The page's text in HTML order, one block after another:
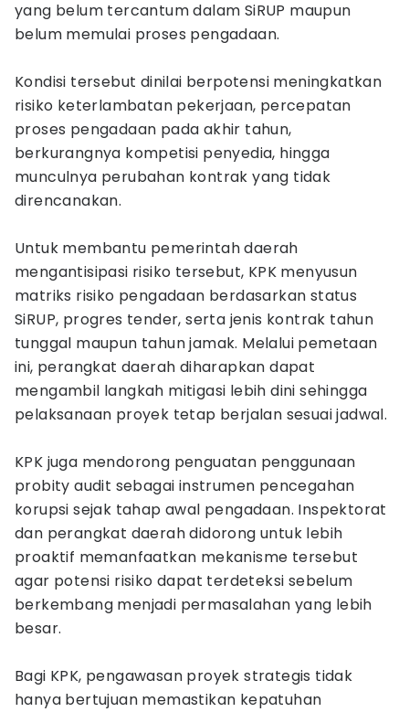
yang belum tercantum dalam SiRUP maupun
belum memulai proses pengadaan.
Kondisi tersebut dinilai berpotensi meningkatkan
risiko keterlambatan pekerjaan, percepatan
proses pengadaan pada akhir tahun,
berkurangnya kompetisi penyedia, hingga
munculnya perubahan kontrak yang tidak
direncanakan.
Untuk membantu pemerintah daerah
mengantisipasi risiko tersebut, KPK menyusun
matriks risiko pengadaan berdasarkan status
SiRUP, progres tender, serta jenis kontrak tahun
tunggal maupun tahun jamak. Melalui pemetaan
ini, perangkat daerah diharapkan dapat
mengambil langkah mitigasi lebih dini sehingga
pelaksanaan proyek tetap berjalan sesuai jadwal.
KPK juga mendorong penguatan penggunaan
probity audit sebagai instrumen pencegahan
korupsi sejak tahap awal pengadaan. Inspektorat
dan perangkat daerah didorong untuk lebih
proaktif memanfaatkan mekanisme tersebut
agar potensi risiko dapat terdeteksi sebelum
berkembang menjadi permasalahan yang lebih
besar.
Bagi KPK, pengawasan proyek strategis tidak
hanya bertujuan memastikan kepatuhan